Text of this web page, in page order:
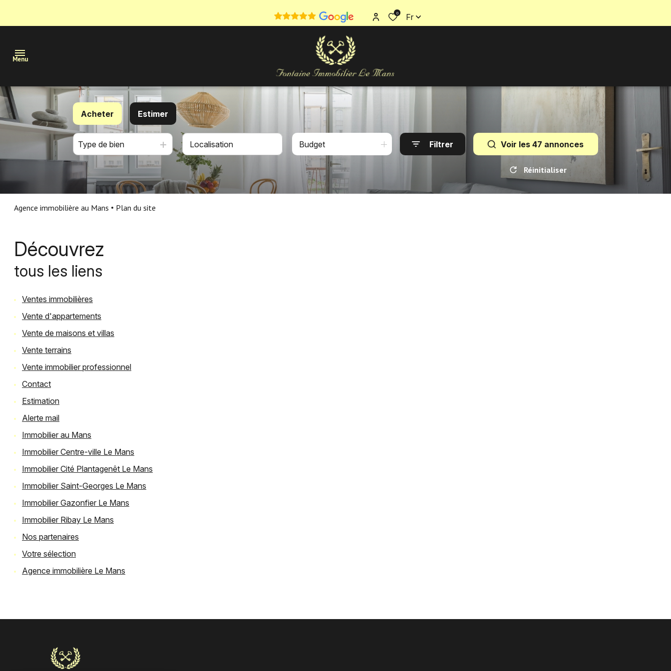
0 Fr
Menu
Maisons
Appartements
professionnel
Estimation
Fontaine
Immobilier
Alerte
e-
Acheter
De l'ancien
De l'immo pro
Estimer
Type de bien Budget Filtrer Voir les 47 annonces
Réinitialiser
Agence immobilière au Mans Plan du site
Découvrez
tous les liens
Ventes immobilières
Vente d'appartements
Vente de maisons et villas
Vente terrains
Vente immobilier professionnel
Contact
Estimation
Alerte mail
Immobilier au Mans
Immobilier Centre-ville Le Mans
Immobilier Cité Plantagenêt Le Mans
Immobilier Saint-Georges Le Mans
Immobilier Gazonfier Le Mans
Immobilier Ribay Le Mans
Nos partenaires
Votre sélection
Agence immobilière Le Mans